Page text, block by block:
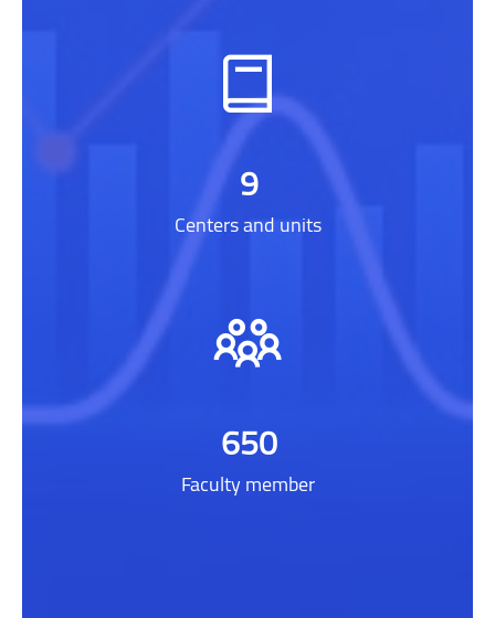
9
Centers and units
650
Faculty member